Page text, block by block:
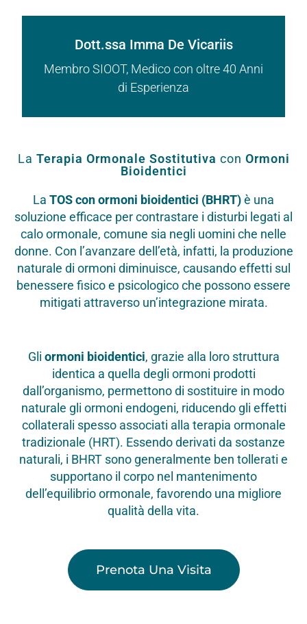
Dott.ssa Imma De Vicariis
Membro SIOOT, Medico con oltre 40 Anni
di Esperienza
La Terapia Ormonale Sostitutiva con Ormoni
Bioidentici
La TOS con ormoni bioidentici (BHRT)è una
soluzione efficace per contrastare i disturbi legati al
calo ormonale, comune sia negli uomini che nelle
donne. Con l’avanzare dell’età, infatti, la produzione
naturale di ormoni diminuisce, causando effetti sul
benessere fisico e psicologico che possono essere
mitigati attraverso un’integrazione mirata.
Gli ormoni bioidentici, grazie alla loro struttura
identica a quella degli ormoni prodotti
dall’organismo, permettono di sostituire in modo
naturale gli ormoni endogeni, riducendo gli effetti
collaterali spesso associati alla terapia ormonale
tradizionale (HRT). Essendo derivati da sostanze
naturali, i BHRT sono generalmente ben tollerati e
supportano il corpo nel mantenimento
dell’equilibrio ormonale, favorendo una migliore
qualità della vita.
Prenota Una Visita